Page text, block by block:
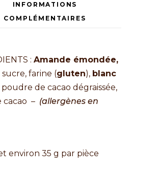
INFORMATIONS
COMPLÉMENTAIRES
: Amande émondée,
sucre, farine (gluten), blanc
poudre de cacao dégraissée,
cacao – (allergènes en
environ 35 g par pièce